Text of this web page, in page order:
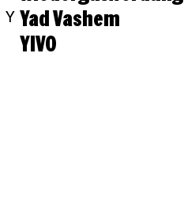
Y Yad Vashem
YIVO